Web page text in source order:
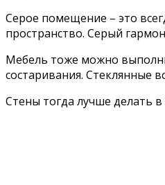
Серое помещение – это
пространство. Серый
Мебель тоже можно
состаривания. Стеклянные
Стены тогда лучше делать